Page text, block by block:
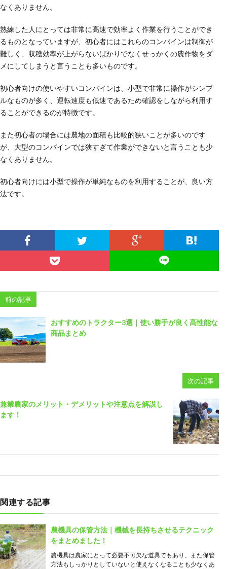
なくありません。
熟練した人にとっては非常に高速で効率よく作業を行うことができ
るものとなっていますが、初心者にはこれらのコンバインは制御が
難しく、収穫効率が上がらないばかりでなくせっかくの農作物をダ
メにしてしまうと言うことも多いものです。
初心者向けの使いやすいコンバインは、小型で非常に操作がシンプ
ルなものが多く、運転速度も低速であるため確認をしながら利用す
ることができるのが特徴です。
また初心者の場合には農地の面積も比較的狭いことが多いのです
が、大型のコンバインでは狭すぎて作業ができないと言うことも少
なくありません。
初心者向けには小型で操作が単純なものを利用することが、良い方
法です。
前の記事
おすすめのトラクター3選｜使い勝手が良く高性能な
商品まとめ
次の記事
兼業農家のメリット・デメリットや注意点を解説し
ます！
関連する記事
農機具の保管方法｜機械を長持ちさせるテクニック
をまとめました！
農機具は農家にとって必要不可欠な道具でもあり、また保管
方法もしっかりとしていないと使えなくなることも少なくあ